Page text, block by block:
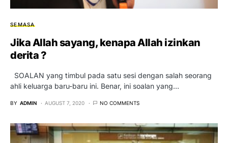
SEMASA
Jika Allah sayang, kenapa Allah izinkan
derita ?
SOALAN yang timbul pada satu sesi dengan salah seorang
ahli keluarga baru-baru ini. Benar, ini soalan yang…
BY ADMIN AUGUST 7, 2020 NO COMMENTS